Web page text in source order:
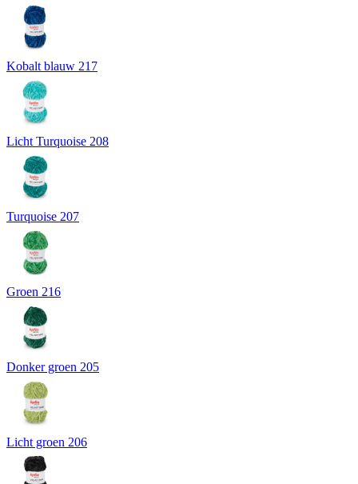
Kobalt blauw 217
Licht Turquoise 208
Turquoise 207
Groen 216
Donker groen 205
Licht groen 206